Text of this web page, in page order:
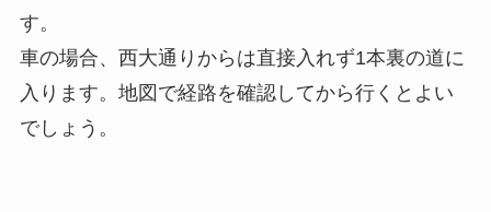
す。
車の場合、西大通りからは直接入れず1本裏の道に
入ります。地図で経路を確認してから行くとよい
でしょう。